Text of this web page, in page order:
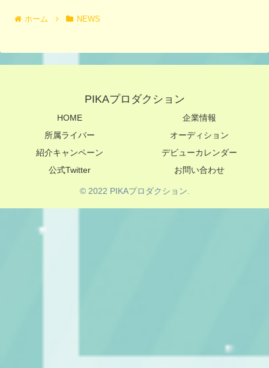
ホーム NEWS
PIKAプロダクション
HOME
企業情報
所属ライバー
オーディション
紹介キャンペーン
デビューカレンダー
公式Twitter
お問い合わせ
© 2022 PIKAプロダクション.